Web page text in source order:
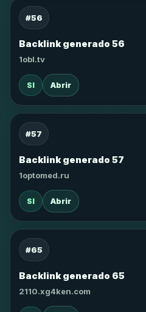
#56
Backlink generado 56
1obl.tv
SI Abrir
#57
Backlink generado 57
1optomed.ru
SI Abrir
#65
Backlink generado 65
2110.xg4ken.com